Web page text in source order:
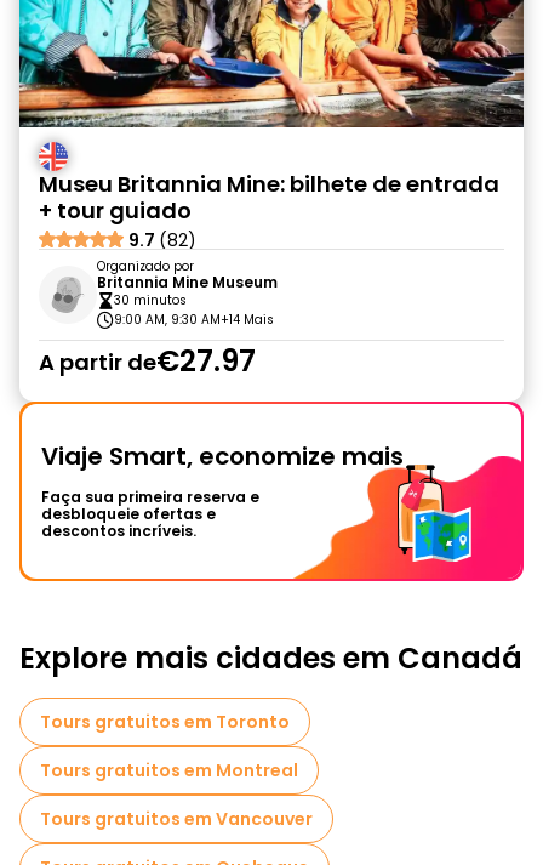
Museu Britannia Mine: bilhete de entrada
+ tour guiado
9.7 (82)
Organizado por
Britannia Mine Museum
30 minutos
9:00 AM, 9:30 AM+14 Mais
A partir de€27.97
Viaje Smart, economize mais
Faça sua primeira reserva e
desbloqueie ofertas e
descontos incríveis.
Explore mais cidades em Canadá
Tours gratuitos em Toronto
Tours gratuitos em Montreal
Tours gratuitos em Vancouver